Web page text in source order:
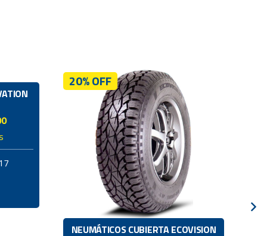
NEUMÁTICOS CUBIERTA ECOVISION
20% OFF